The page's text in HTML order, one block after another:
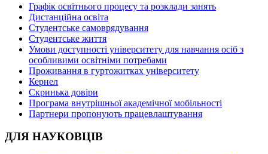
Графік освітнього процесу та розклади занять
Дистанційна освіта
Студентське самоврядування
Студентське життя
Умови доступності університету для навчання осіб з
особливими освітніми потребами
Проживання в гуртожитках університету
Кернел
Скринька довіри
Програма внутрішньої академічної мобільності
Партнери пропонують працевлаштування
ДЛЯ НАУКОВЦІВ